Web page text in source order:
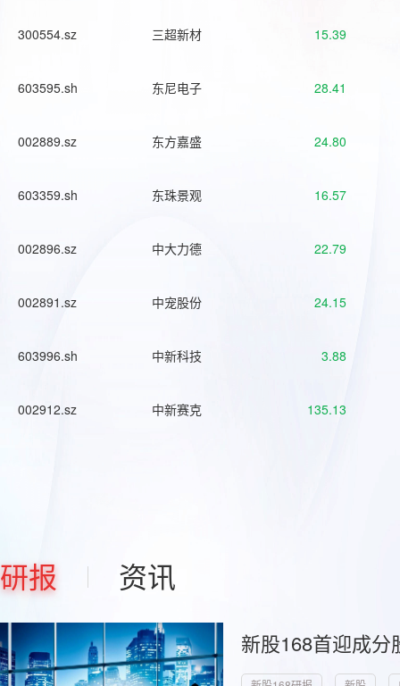
300554.sz 三超新材 15.39
603595.sh 东尼电子 28.41
002889.sz 东方嘉盛 24.80
603359.sh 东珠景观 16.57
002896.sz 中大力德 22.79
002891.sz 中宠股份 24.15
603996.sh 中新科技 3.88
002912.sz 中新赛克 135.13
研报 资讯
新股168首迎成